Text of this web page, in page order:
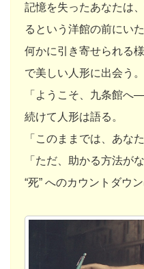
記憶を失ったあなたは、
るという洋館の前にいた
何かに引き寄せられる
で美しい人形に出会う。
「ようこそ、九条館へ
続けて人形は語る。
「このままでは、あな
「ただ、助かる方法が
“死” へのカウントダウ